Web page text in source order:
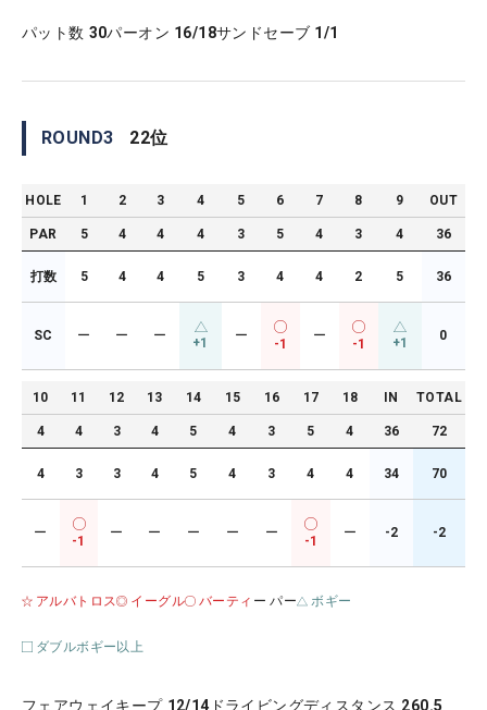
パット数 30パーオン 16/18サンドセーブ 1/1
ROUND3 22位
HOLE 1 2 3 4 5 6 7 8 9 OUT
PAR 5 4 4 4 3 5 4 3 4 36
打数 5 4 4 5 3 4 4 2 5 36
SC ー ー ー +1 ー
-1
ー
-1 +1 0
10 11 12 13 14 15 16 17 18 IN TOTAL
4 4 3 4 5 4 3 5 4 36 72
4 3 3 4 5 4 3 4 4 34 70
ー
-1
ー ー ー ー ー
-1
ー -2 -2
アルバトロス イーグル バーティ ー パー ボギー
ダブルボギー以上
フェアウェイキープ 12/14 ドライビングディスタンス 260.5